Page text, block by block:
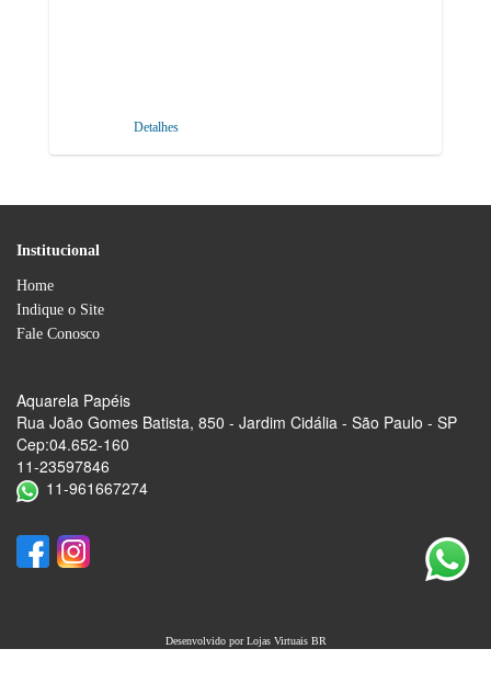
Detalhes
Institucional
Home
Indique o Site
Fale Conosco
Aquarela Papéis
Rua João Gomes Batista, 850 - Jardim Cidália - São Paulo - SP
Cep:04.652-160
11-23597846
11-961667274
Desenvolvido porLojas Virtuais BR